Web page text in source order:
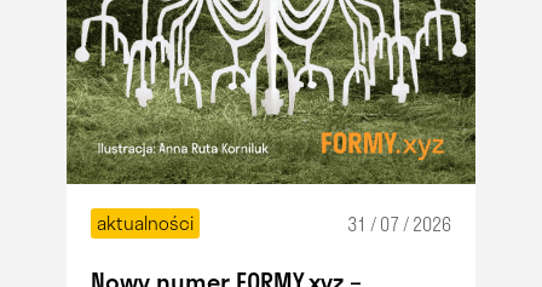
aktualności 31 / 07 / 2026